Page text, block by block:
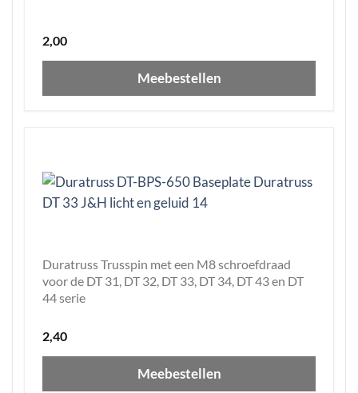
2,00
Meebestellen
Duratruss Trusspin met een M8 schroefdraad
voor de DT 31, DT 32, DT 33, DT 34, DT 43 en DT
44 serie
2,40
Meebestellen